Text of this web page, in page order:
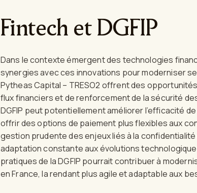
Fintech et DGFIP
Dans le contexte émergent des technologies
synergies avec ces innovations pour moderniser
Pytheas Capital – TRESO2 offrent des
flux financiers et de renforcement de la sécurité
DGFIP peut potentiellement améliorer l’efficacité
offrir des options de paiement plus flexibles aux
gestion prudente des enjeux liés à la
adaptation constante aux évolutions
pratiques de la DGFIP pourrait contribuer à
en France, la rendant plus agile et adaptable aux